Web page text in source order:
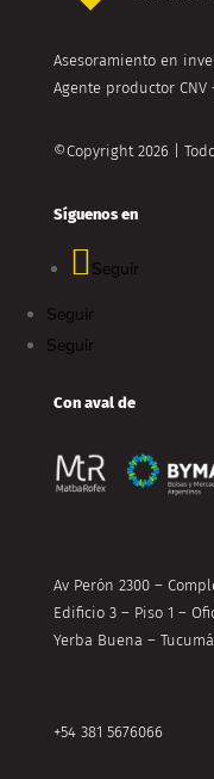
Asesoramiento en
Agente productor CNV
©Copyright 2026 |
Síguenos en
Seguir
Seguir
Seguir
Con aval de
Av Perón 2300 –
Edificio 3 – Piso 1 –
Yerba Buena –
+54 381 5676066